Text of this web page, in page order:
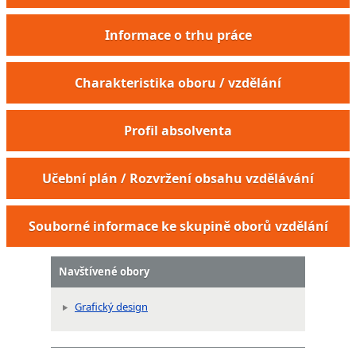
Informace o trhu práce
Charakteristika oboru / vzdělání
Profil absolventa
Učební plán / Rozvržení obsahu vzdělávání
Souborné informace ke skupině oborů vzdělání
Navštívené obory
Grafický design